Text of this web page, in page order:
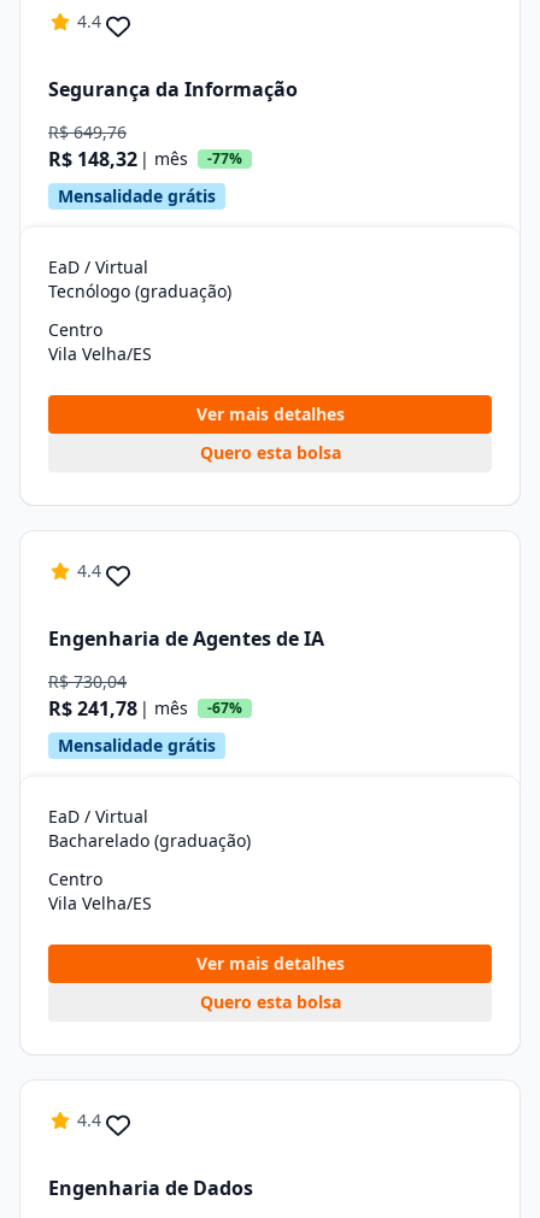
4.4
Segurança da Informação
R$ 649,76
R$ 148,32 | mês -77%
Mensalidade grátis
EaD / Virtual
Tecnólogo (graduação)
Centro
Vila Velha/ES
Ver mais detalhes
Quero esta bolsa
4.4
Engenharia de Agentes de IA
R$ 730,04
R$ 241,78 | mês -67%
Mensalidade grátis
EaD / Virtual
Bacharelado (graduação)
Centro
Vila Velha/ES
Ver mais detalhes
Quero esta bolsa
4.4
Engenharia de Dados